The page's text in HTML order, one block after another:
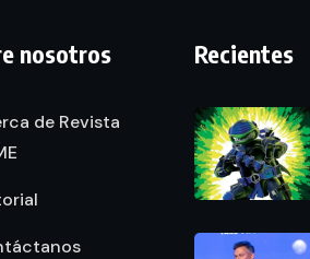
nosotros
de Revista
Recientes